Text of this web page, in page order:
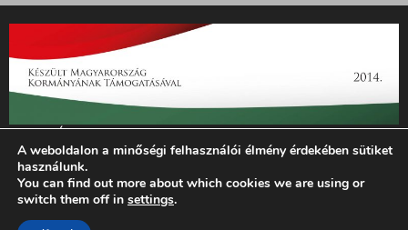
„Az Új Ember katolikus hetilap 2014. évi működésének
támogatását az EGYH-KCP-14-P-0121 sz. támogatási
szerződés keretében 3 000 000 Ft összegben támogatta az
Emberi Erőforrások Minisztériuma.”
A weboldalon a minőségi felhasználói élmény érdekében sütiket
használunk.
You can find out more about which cookies we are using or
switch them off in settings.